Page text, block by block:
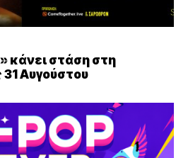
κάνει στάση στη
Αυγούστου